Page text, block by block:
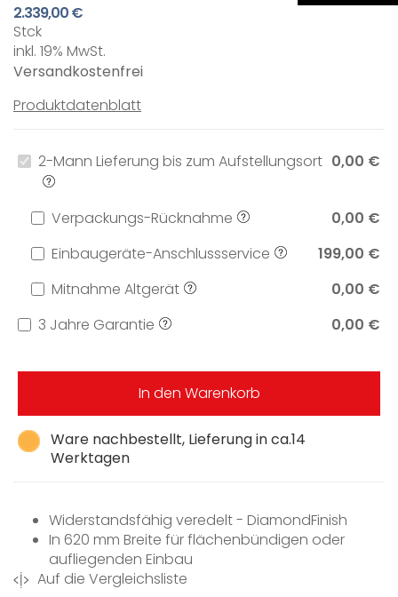
2.339,00 €
Stck
inkl. 19% MwSt.
Versandkostenfrei
Produktdatenblatt
Ware nachbestellt, Lieferung in ca.14
Werktagen
2-Mann Lieferung bis zum Aufstellungsort 0,00 €
Verpackungs-Rücknahme
0,00 €
Einbaugeräte-Anschlussservice
199,00 €
Mitnahme Altgerät
0,00 €
3 Jahre Garantie
0,00 €
In den Warenkorb
Widerstandsfähig veredelt - DiamondFinish
In 620 mm Breite für flächenbündigen oder
aufliegenden Einbau
Kürzeste Ankochzeiten durch Boosterstufe
Auf die Vergleichsliste